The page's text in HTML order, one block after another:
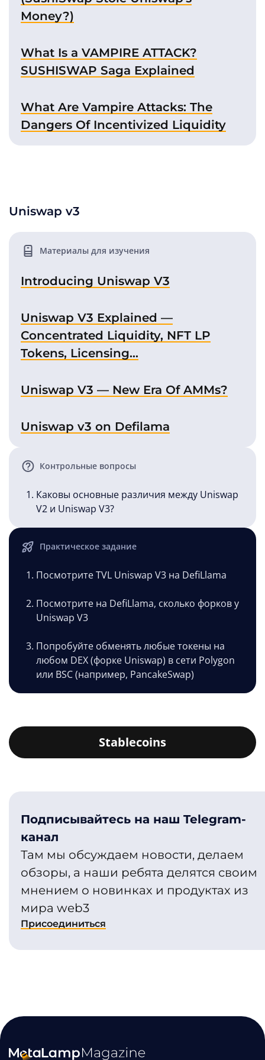
Money?)
What Is a VAMPIRE ATTACK?
SUSHISWAP Saga Explained
What Are Vampire Attacks: The
Dangers Of Incentivized Liquidity
Uniswap v3
Материалы для изучения
Introducing Uniswap V3
Uniswap V3 Explained —
Concentrated Liquidity, NFT LP
Tokens, Licensing…
Uniswap V3 — New Era Of AMMs?
Uniswap v3 on Defilama
Контрольные вопросы
Каковы основные различия между Uniswap
V2 и Uniswap V3?
Практическое задание
Посмотрите TVL Uniswap V3 на DefiLlama
Посмотрите на DefiLlama, сколько форков у
Uniswap V3
Попробуйте обменять любые токены на
любом DEX (форке Uniswap) в сети Polygon
или BSC (например, PancakeSwap)
Stablecoins
Подписывайтесь на наш Telegram-
канал
Там мы обсуждаем новости, делаем
обзоры, а наши ребята делятся своим
мнением о новинках и продуктах из
мира web3
Присоединиться